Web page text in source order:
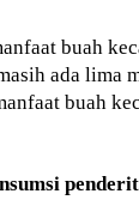
buah
ada lima
buah